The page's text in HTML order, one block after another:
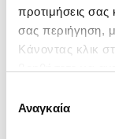
προτιμήσεις σας
σας περιήγηση,
Κάνοντας κλικ
ενδιαφέρουν
συγκατάθεσης
Αναγκαία